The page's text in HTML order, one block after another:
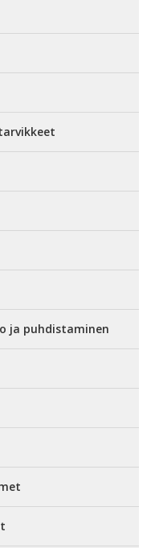
ja puhdistaminen